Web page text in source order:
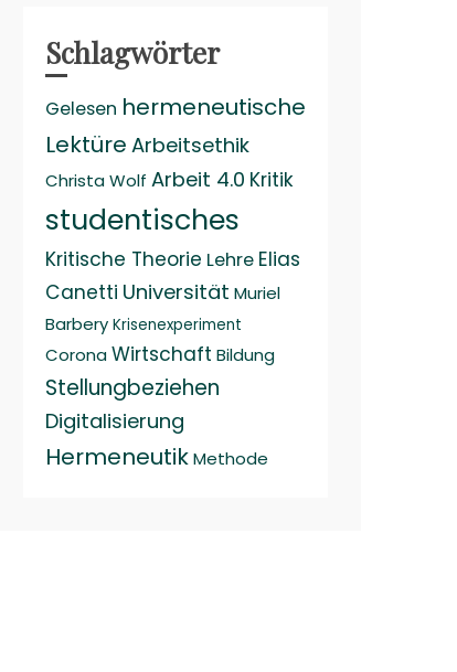
Schlagwörter
Gelesen hermeneutische
Lektüre Arbeitsethik
Christa Wolf Arbeit 4.0 Kritik
studentisches
Kritische Theorie Lehre Elias
Canetti Universität Muriel
Barbery Krisenexperiment
CoronaWirtschaft Bildung
Stellungbeziehen
Digitalisierung
HermeneutikMethode